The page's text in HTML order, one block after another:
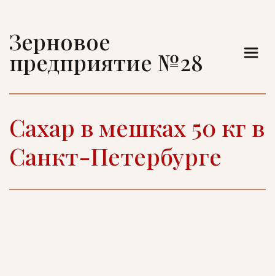
Зерновое
предприятие №28
Сахар в мешках 50 кг в
Санкт-Петербурге